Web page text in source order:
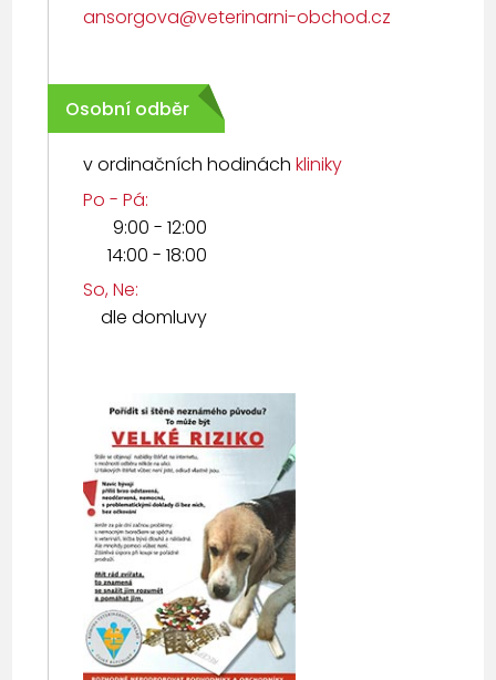
ansorgova@veterinarni-obchod.cz
Osobní odběr
v ordinačních hodináchkliniky
Po - Pá:
9:00 - 12:00
14:00 - 18:00
So, Ne:
dle domluvy